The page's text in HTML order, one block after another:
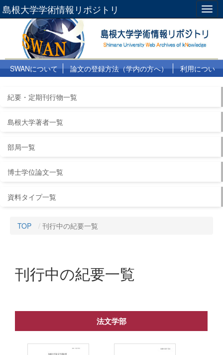
島根大学学術情報リポジトリ
SWANについて 論文の登録方法（学内の方へ）
利用につい
紀要・定期刊行物一覧
島根大学著者一覧
部局一覧
博士学位論文一覧
資料タイプ一覧
TOP 刊行中の紀要一覧
刊行中の紀要一覧
法文学部